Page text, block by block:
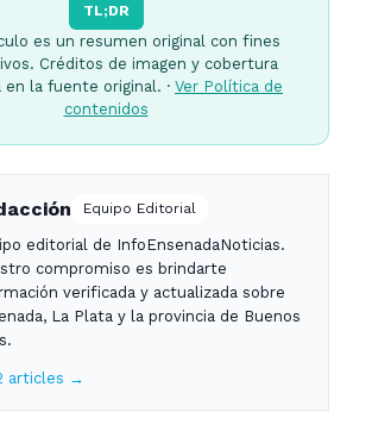
TL;DR
es un resumen original con fines
Créditos de imagen y cobertura
la fuente original. · Ver Política de
contenidos
Equipo Editorial
editorial de InfoEnsenadaNoticias.
compromiso es brindarte
verificada y actualizada sobre
La Plata y la provincia de Buenos
articles →